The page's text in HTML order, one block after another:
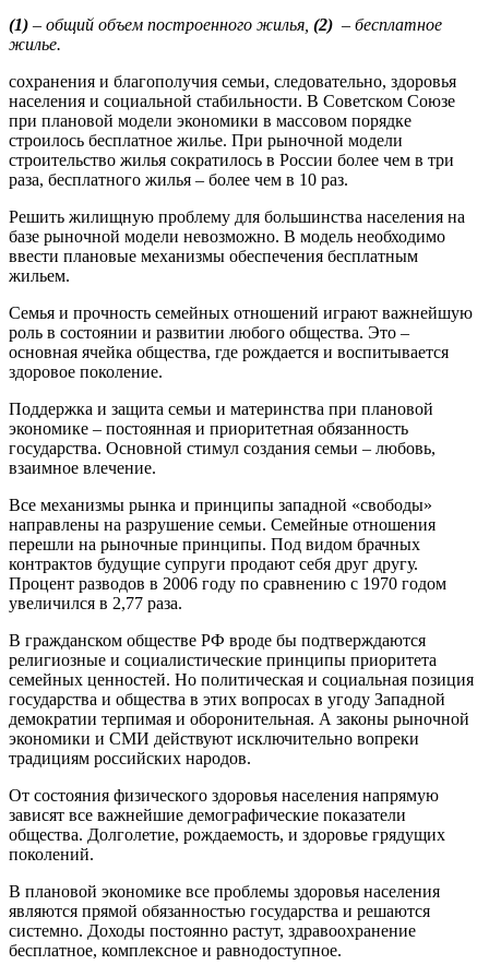
(1) – общий объем построенного жилья, (2) – бесплатное
жилье.
сохранения и благополучия семьи, следовательно, здоровья
населения и социальной стабильности. В Советском Союзе
при плановой модели экономики в массовом порядке
строилось бесплатное жилье. При рыночной модели
строительство жилья сократилось в России более чем в три
раза, бесплатного жилья – более чем в 10 раз.
Решить жилищную проблему для большинства населения на
базе рыночной модели невозможно. В модель необходимо
ввести плановые механизмы обеспечения бесплатным
жильем.
Семья и прочность семейных отношений играют важнейшую
роль в состоянии и развитии любого общества. Это –
основная ячейка общества, где рождается и воспитывается
здоровое поколение.
Поддержка и защита семьи и материнства при плановой
экономике – постоянная и приоритетная обязанность
государства. Основной стимул создания семьи – любовь,
взаимное влечение.
Все механизмы рынка и принципы западной «свободы»
направлены на разрушение семьи. Семейные отношения
перешли на рыночные принципы. Под видом брачных
контрактов будущие супруги продают себя друг другу.
Процент разводов в 2006 году по сравнению с 1970 годом
увеличился в 2,77 раза.
В гражданском обществе РФ вроде бы подтверждаются
религиозные и социалистические принципы приоритета
семейных ценностей. Но политическая и социальная позиция
государства и общества в этих вопросах в угоду Западной
демократии терпимая и оборонительная. А законы рыночной
экономики и СМИ действуют исключительно вопреки
традициям российских народов.
От состояния физического здоровья населения напрямую
зависят все важнейшие демографические показатели
общества. Долголетие, рождаемость, и здоровье грядущих
поколений.
В плановой экономике все проблемы здоровья населения
являются прямой обязанностью государства и решаются
системно. Доходы постоянно растут, здравоохранение
бесплатное, комплексное и равнодоступное.